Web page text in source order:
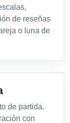
de reseñas
o luna de
de partida.
con